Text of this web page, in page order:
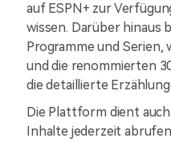
auf ESPN+ zur
wissen. Darüber hinaus
Programme und Serien,
und die renommierten
die detaillierte
Die Plattform dient
Inhalte jederzeit